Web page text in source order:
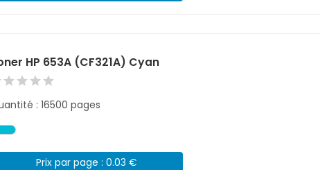
HP 653A (CF321A) Cyan
: 16500 pages
Prix par page : 0.03 €